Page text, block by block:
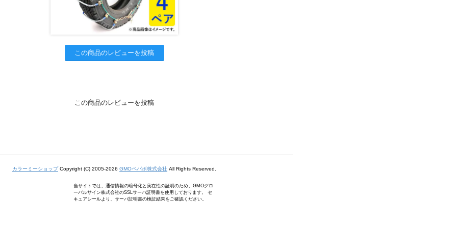
この商品のレビューを投稿
この商品のレビューを投稿
カラーミーショップCopyright (C) 2005-2026 GMOペパボ株式会社 All Rights Reserved.
当サイトでは、通信情報の暗号化と実在性の証明のため、GMOグロ
ーバルサイン株式会社のSSLサーバ証明書を使用しております。 セ
キュアシールより、サーバ証明書の検証結果をご確認ください。